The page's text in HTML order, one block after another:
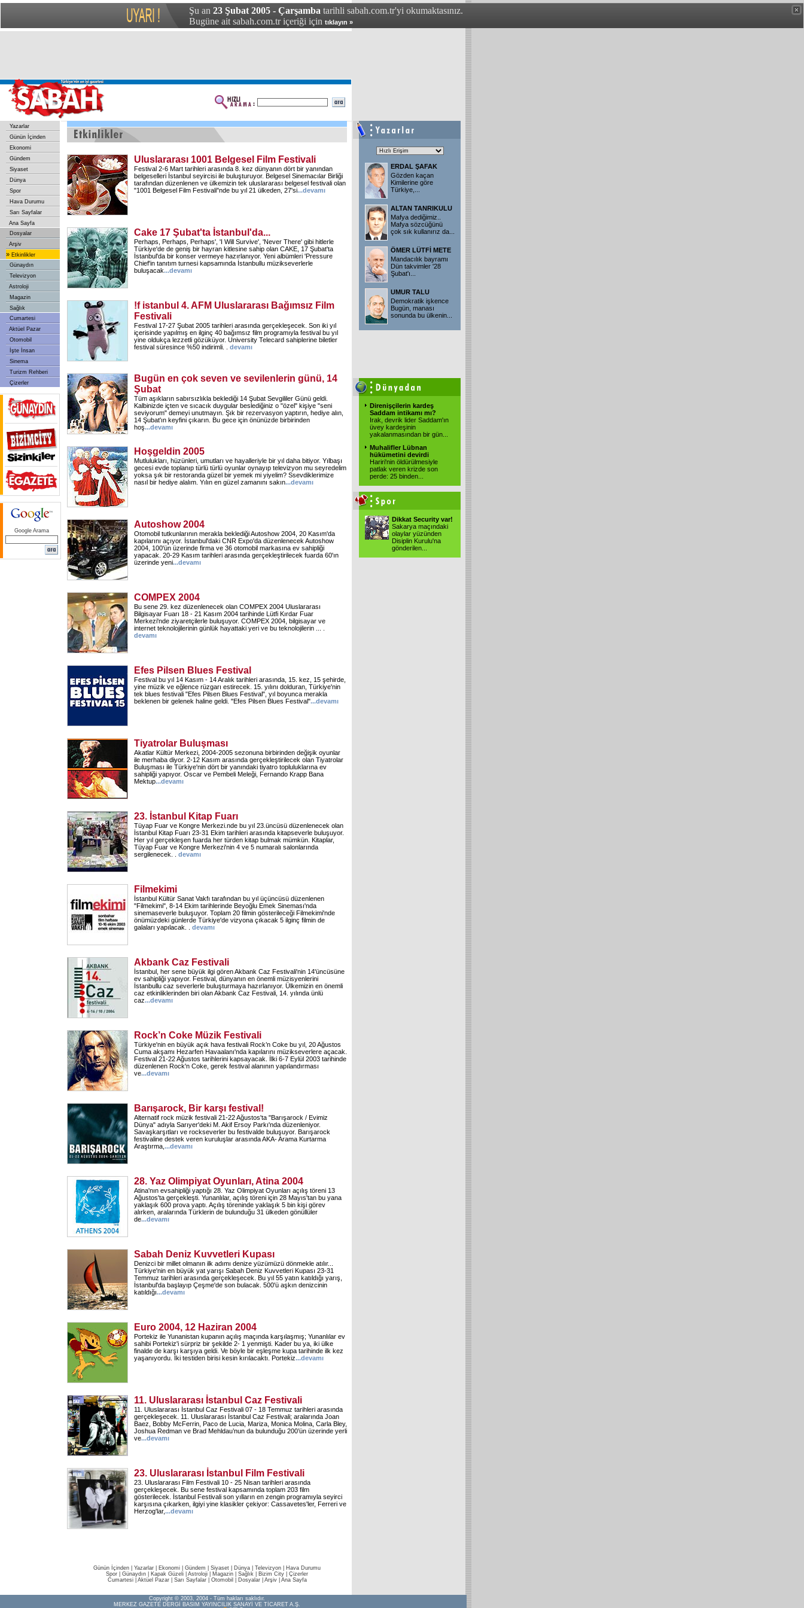
Şu an 23 Şubat 2005 - Çarşamba tarihli sabah.com.tr'yi okumaktasınız.
Bugüne ait sabah.com.tr içeriği için tıklayın »
Yazarlar
Günün İçinden
Ekonomi
Gündem
Siyaset
Dünya
Spor
Hava Durumu
Sarı Sayfalar
Ana Sayfa
Dosyalar
Arşiv
» Etkinlikler
Günaydın
Televizyon
Astroloji
Magazin
Sağlık
Cumartesi
Aktüel Pazar
Otomobil
İşte İnsan
Sinema
Turizm Rehberi
Çizerler
Google Arama
Uluslararası 1001 Belgesel Film Festivali
Festival 2-6 Mart tarihleri arasında 8. kez dünyanın dört bir yanından
belgeselleri İstanbul seyircisi ile buluşturuyor. Belgesel Sinemacılar Birliği
tarafından düzenlenen ve ülkemizin tek uluslararası belgesel festivali olan
"1001 Belgesel Film Festivali"nde bu yıl 21 ülkeden, 27'si...devamı
Cake 17 Şubat'ta İstanbul'da...
Perhaps, Perhaps, Perhaps', 'I Will Survive', 'Never There' gibi hitlerle
Türkiye'de de geniş bir hayran kitlesine sahip olan CAKE, 17 Şubat'ta
İstanbul'da bir konser vermeye hazırlanıyor. Yeni albümleri 'Pressure
Chief'in tanıtım turnesi kapsamında İstanbullu müzikseverlerle
buluşacak...devamı
!f istanbul 4. AFM Uluslararası Bağımsız Film
Festivali
Festival 17-27 Şubat 2005 tarihleri arasında gerçekleşecek. Son iki yıl
içerisinde yapılmış en ilginç 40 bağımsız film programıyla festival bu yıl
yine oldukça lezzetli gözüküyor. University Telecard sahiplerine biletler
festival süresince %50 indirimli. . devamı
Bugün en çok seven ve sevilenlerin günü, 14
Şubat
Tüm aşıkların sabırsızlıkla beklediği 14 Şubat Sevgililer Günü geldi.
Kalbinizde içten ve sıcacık duygular beslediğiniz o "özel" kişiye "seni
seviyorum" demeyi unutmayın. Şık bir rezervasyon yaptırın, hediye alın,
14 Şubat'ın keyfini çıkarın. Bu gece için önünüzde birbirinden
hoş...devamı
Hoşgeldin 2005
Mutlulukları, hüzünleri, umutları ve hayalleriyle bir yıl daha bitiyor. Yılbaşı
gecesi evde toplanıp türlü türlü oyunlar oynayıp televizyon mu seyredelim
yoksa şık bir restoranda güzel bir yemek mi yiyelim? Ssevdiklerimize
nasıl bir hediye alalım. Yılın en güzel zamanını sakın...devamı
Autoshow 2004
Otomobil tutkunlarının merakla beklediği Autoshow 2004, 20 Kasım'da
kapılarını açıyor. İstanbul'daki CNR Expo'da düzenlenecek Autoshow
2004, 100'ün üzerinde firma ve 36 otomobil markasına ev sahipliği
yapacak. 20-29 Kasım tarihleri arasında gerçekleştirilecek fuarda 60'ın
üzerinde yeni...devamı
COMPEX 2004
Bu sene 29. kez düzenlenecek olan COMPEX 2004 Uluslararası
Bilgisayar Fuarı 18 - 21 Kasım 2004 tarihinde Lütfi Kırdar Fuar
Merkezi'nde ziyaretçilerle buluşuyor. COMPEX 2004, bilgisayar ve
internet teknolojilerinin günlük hayattaki yeri ve bu teknolojilerin ... .
devamı
Efes Pilsen Blues Festival
Festival bu yıl 14 Kasım - 14 Aralık tarihleri arasında, 15. kez, 15 şehirde,
yine müzik ve eğlence rüzgarı estirecek. 15. yılını dolduran, Türkiye'nin
tek blues festivali "Efes Pilsen Blues Festival", yıl boyunca merakla
beklenen bir gelenek haline geldi. "Efes Pilsen Blues Festival"...devamı
Tiyatrolar Buluşması
Akatlar Kültür Merkezi, 2004-2005 sezonuna birbirinden değişik oyunlar
ile merhaba diyor. 2-12 Kasım arasında gerçekleştirilecek olan Tiyatrolar
Buluşması ile Türkiye'nin dört bir yanındaki tiyatro topluluklarına ev
sahipliği yapıyor. Oscar ve Pembeli Meleği, Fernando Krapp Bana
Mektup...devamı
23. İstanbul Kitap Fuarı
Tüyap Fuar ve Kongre Merkezi.nde bu yıl 23.üncüsü düzenlenecek olan
İstanbul Kitap Fuarı 23-31 Ekim tarihleri arasında kitapseverle buluşuyor.
Her yıl gerçekleşen fuarda her türden kitap bulmak mümkün. Kitaplar,
Tüyap Fuar ve Kongre Merkezi'nin 4 ve 5 numaralı salonlarında
sergilenecek. . devamı
Filmekimi
İstanbul Kültür Sanat Vakfı tarafından bu yıl üçüncüsü düzenlenen
"Filmekimi", 8-14 Ekim tarihlerinde Beyoğlu Emek Sineması'nda
sinemaseverle buluşuyor. Toplam 20 filmin gösterileceği Filmekimi'nde
önümüzdeki günlerde Türkiye'de vizyona çıkacak 5 ilginç filmin de
galaları yapılacak. . devamı
Akbank Caz Festivali
İstanbul, her sene büyük ilgi gören Akbank Caz Festivali'nin 14'üncüsüne
ev sahipliği yapıyor. Festival, dünyanın en önemli müzisyenlerini
İstanbullu caz severlerle buluşturmaya hazırlanıyor. Ülkemizin en önemli
caz etkinliklerinden biri olan Akbank Caz Festivali, 14. yılında ünlü
caz...devamı
Rock’n Coke Müzik Festivali
Türkiye'nin en büyük açık hava festivali Rock’n Coke bu yıl, 20 Ağustos
Cuma akşamı Hezarfen Havaalanı'nda kapılarını müzikseverlere açacak.
Festival 21-22 Ağustos tarihlerini kapsayacak. İlki 6-7 Eylül 2003 tarihinde
düzenlenen Rock'n Coke, gerek festival alanının yapılandırması
ve...devamı
Barışarock, Bir karşı festival!
Alternatif rock müzik festivali 21-22 Ağustos'ta "Barışarock / Evimiz
Dünya" adıyla Sarıyer'deki M. Akif Ersoy Parkı'nda düzenleniyor.
Savaşkarşıtları ve rockseverler bu festivalde buluşuyor. Barışarock
festivaline destek veren kuruluşlar arasında AKA- Arama Kurtarma
Araştırma, ...devamı
28. Yaz Olimpiyat Oyunları, Atina 2004
Atina'nın evsahipliği yaptığı 28. Yaz Olimpiyat Oyunları açılış töreni 13
Ağustos'ta gerçekleşti. Yunanlılar, açılış töreni için 28 Mayıs'tan bu yana
yaklaşık 600 prova yaptı. Açılış töreninde yaklaşık 5 bin kişi görev
alırken, aralarında Türklerin de bulunduğu 31 ülkeden gönüllüler
de...devamı
Sabah Deniz Kuvvetleri Kupası
Denizci bir millet olmanın ilk adımı denize yüzümüzü dönmekle atılır...
Türkiye'nin en büyük yat yarışı Sabah Deniz Kuvvetleri Kupası 23-31
Temmuz tarihleri arasında gerçekleşecek. Bu yıl 55 yatın katıldığı yarış,
İstanbul'da başlayıp Çeşme'de son bulacak. 500'ü aşkın denizcinin
katıldığı...devamı
Euro 2004, 12 Haziran 2004
Portekiz ile Yunanistan kupanın açılış maçında karşılaşmış; Yunanlılar ev
sahibi Portekiz'i sürpriz bir şekilde 2- 1 yenmişti. Kader bu ya, iki ülke
finalde de karşı karşıya geldi. Ve böyle bir eşleşme kupa tarihinde ilk kez
yaşanıyordu. İki testiden birisi kesin kırılacaktı. Portekiz...devamı
11. Uluslararası İstanbul Caz Festivali
11. Uluslararası İstanbul Caz Festivali 07 - 18 Temmuz tarihleri arasında
gerçekleşecek. 11. Uluslararası İstanbul Caz Festivali; aralarında Joan
Baez, Bobby McFerrin, Paco de Lucia, Mariza, Monica Molina, Carla Bley,
Joshua Redman ve Brad Mehldau’nun da bulunduğu 200’ün üzerinde yerli
ve...devamı
23. Uluslararası İstanbul Film Festivali
23. Uluslararası Film Festivali 10 - 25 Nisan tarihleri arasında
gerçekleşecek. Bu sene festival kapsamında toplam 203 film
gösterilecek. İstanbul Festivali son yılların en zengin programıyla seyirci
karşısına çıkarken, ilgiyi yine klasikler çekiyor: Cassavetes'ler, Ferreri ve
Herzog'lar,...devamı
ERDAL ŞAFAK
Gözden kaçan
Kimilerine göre
Türkiye,...
ALTAN TANRIKULU
Mafya dediğimiz..
Mafya sözcüğünü
çok sık kullanırız da...
ÖMER LÜTFİ METE
Mandacılık bayramı
Dün takvimler '28
Şubat'ı...
UMUR TALU
Demokratik işkence
Bugün, manası
sonunda bu ülkenin...
Direnişçilerin kardeş
Saddam intikamı mı?
Irak, devrik lider Saddam'ın
üvey kardeşinin
yakalanmasından bir gün...
Muhalifler Lübnan
hükümetini devirdi
Hariri'nin öldürülmesiyle
patlak veren krizde son
perde: 25 binden...
Dikkat Security var!
Sakarya maçındaki
olaylar yüzünden
Disiplin Kurulu'na
gönderilen...
Günün İçinden Yazarlar Ekonomi Gündem Siyaset Dünya | Televizyon
Hava Durumu
Spor
Günaydın Kapak Güzeli Astroloji Magazin Sağlık Bizim City
Çizerler
Cumartesi| Aktüel Pazar| Sarı Sayfalar| Otomobil Dosyalar| Arşiv| Ana Sayfa
Copyright © 2003, 2004 - Tüm hakları saklıdır.
MERKEZ GAZETE DERGİ BASIM YAYINCILIK SANAYİ VE TİCARET A.Ş.